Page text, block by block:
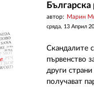
Българска
автор: Марин
сряда, 13 Април
Скандалите
първенство
други
получават